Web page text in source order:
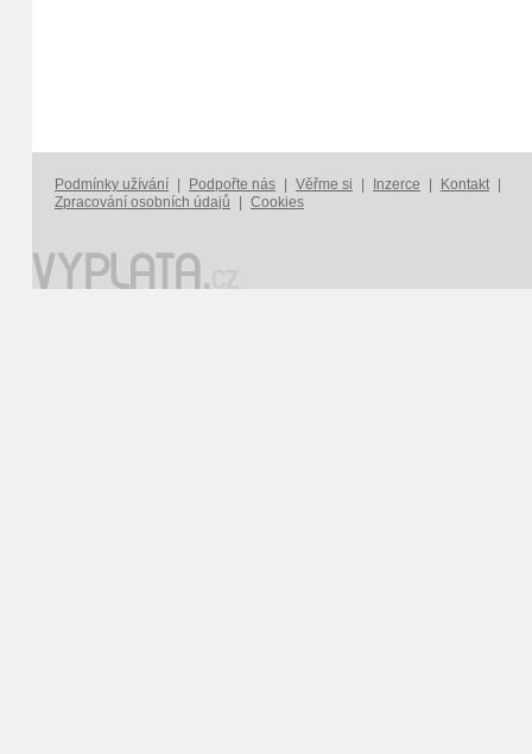
Podmínky užívání Podpořte nás Věřme si Inzerce Kontakt
Zpracování osobních údajů
Cookies